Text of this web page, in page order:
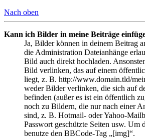
Nach oben
Kann ich Bilder in meine Beiträge
Ja, Bilder können in deinem Beitrag
die Administration Dateianhänge
Bild auch direkt hochladen.
Bild verlinken, das auf einem
liegt, z. B. http://www.domain.tld/
weder Bilder verlinken, die sich auf
befinden (außer es ist ein öffentlich
noch zu Bildern, die nur nach einer
sind, z. B. Hotmail- oder Yahoo-
Passwort geschützte Seiten usw. Um
benutze den BBCode-Tag „[img]“.